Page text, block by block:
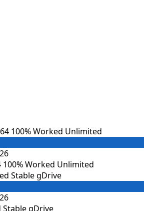
100% Worked Unlimited
Stable gDrive